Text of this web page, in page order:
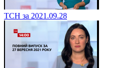
ТСН за 2021.09.28